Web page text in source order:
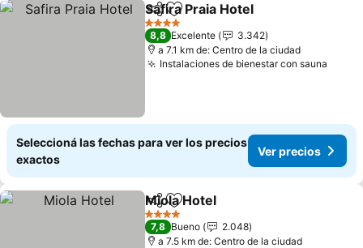
CompartirAñadir a favoritos
Safira Praia Hotel
4 Estrellas
8,8 Excelente
3.342
a 7.1 km de: Centro de la ciudad
Instalaciones de bienestar con sauna
Seleccioná las fechas para ver los precios
exactos
Ver precios
CompartirAñadir a favoritos
Miola Hotel
4 Estrellas
7,8 Bueno
2.048
a 7.5 km de: Centro de la ciudad